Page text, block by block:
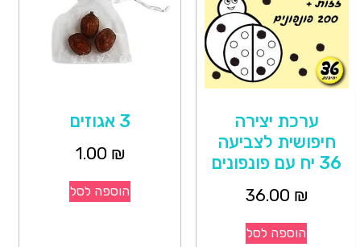
ערכת יצירה
חיפושית לצביעה
36 יח עם פונפונים
36.00 ₪
הוספה לסל
3 אגוזים
1.00 ₪
הוספה לסל